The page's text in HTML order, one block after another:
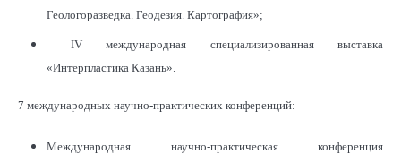
Геологоразведка. Геодезия. Картография»;
IV международная специализированная выставка
«Интерпластика Казань».
7 международных научно-практических конференций:
Международная научно-практическая конференция